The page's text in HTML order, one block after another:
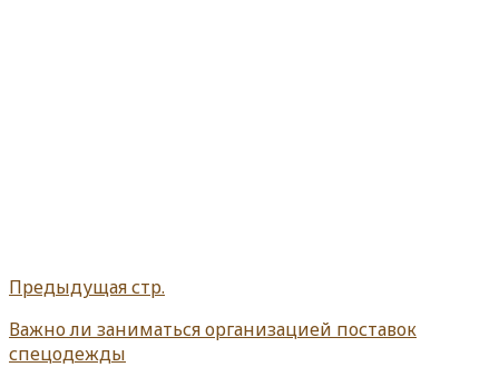
Предыдущая стр.
Важно ли заниматься организацией поставок
спецодежды